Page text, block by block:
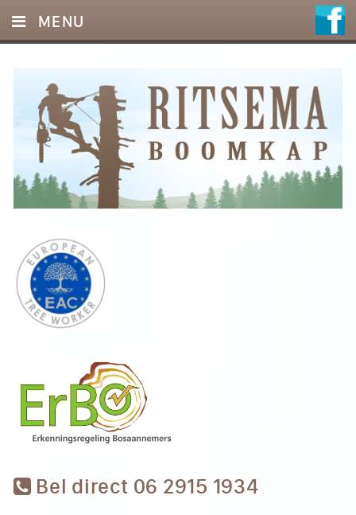
Bel direct 06 2915 1934
MENU
DIENSTEN
FOTO’S
REFERENTIES
OFFERTE
CONTACT